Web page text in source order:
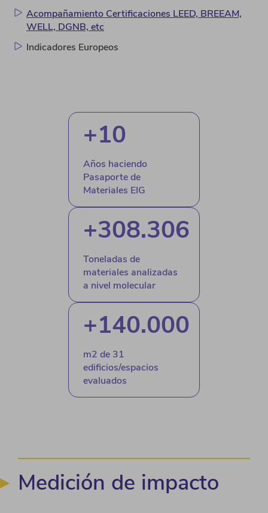
Acompañamiento Certificaciones LEED, BREEAM,
WELL, DGNB, etc
Indicadores Europeos
+10
Años haciendo
Pasaporte de
Materiales EIG
+308.306
Toneladas de
materiales analizadas
a nivel molecular
+140.000
m2 de 31
edificios/espacios
evaluados
Medición de impacto